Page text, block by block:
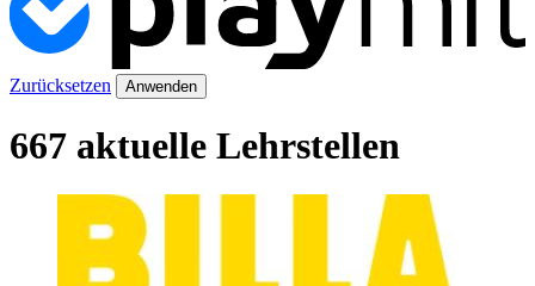
Zurücksetzen Anwenden
667 aktuelle Lehrstellen